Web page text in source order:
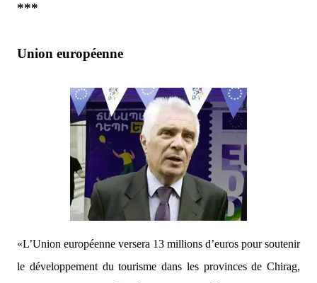
***
Union européenne
«L’Union européenne versera 13 millions d’euros pour soutenir
le développement du tourisme dans les provinces de Chirag,